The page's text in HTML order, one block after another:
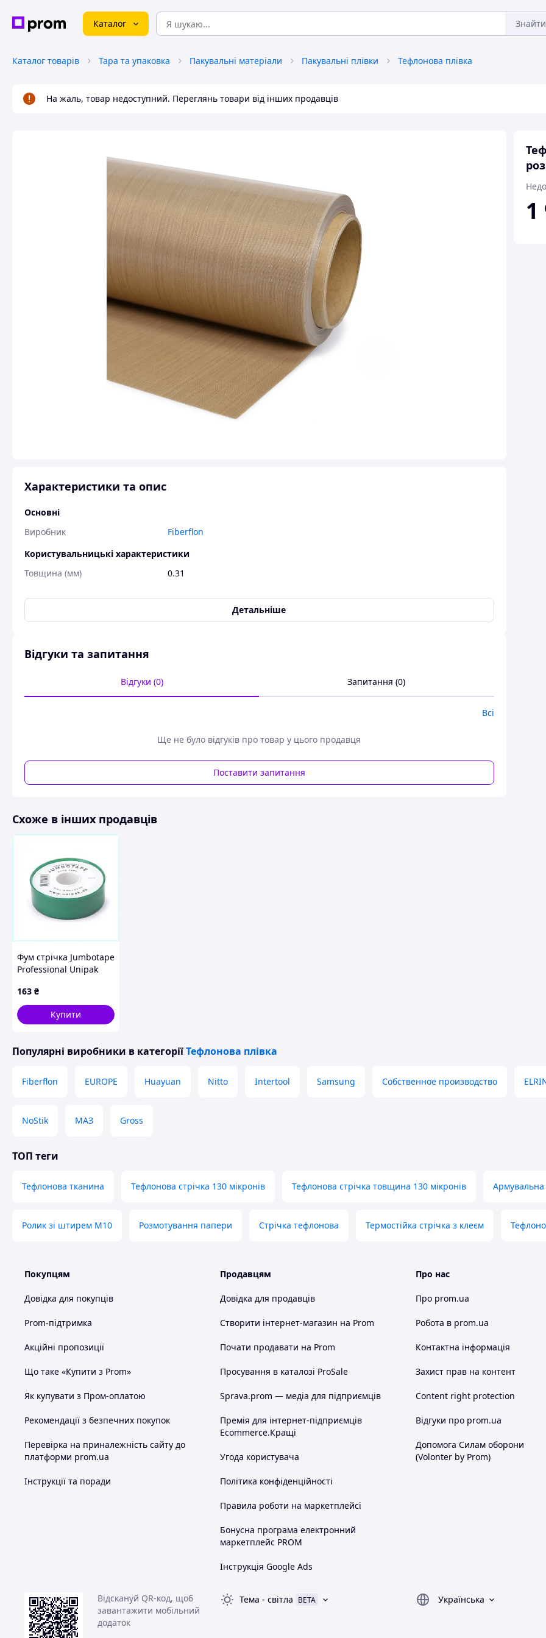
Каталог Знайти
Каталог товарів Тара та упаковка Пакувальні матеріали Пакувальні плівки Тефлонова плівка
На жаль, товар недоступний. Переглянь товари від інших продавців
1
Характеристики та опис
Основні
Виробник
Fiberflon
Користувальницькі характеристики
Товщина (мм)
0.31
Детальніше
Відгуки та запитання
Відгуки (0) Запитання (0)
Всі
Ще не було відгуків про товар у цього продавця
Поставити запитання
Схоже в інших продавців
Фум стрічка Jumbotape
Professional Unipak
(UP0613), 3B306XC786
163 ₴
Купити
Популярні виробники в категоріїТефлонова плівка
Fiberflon EUROPE Huayuan Nitto Intertool Samsung Собственное производство
NoStik МАЗ Gross
ТОП теги
Тефлонова тканина Тефлонова стрічка 130 мікронів Тефлонова стрічка товщина 130 мікронів Армувальна
Ролик зі штирем М10 Розмотування папери Стрічка тефлонова Термостійка стрічка з клеєм
Покупцям
Довідка для покупців
Prom-підтримка
Акційні пропозиції
Що таке «Купити з Prom»
Як купувати з Пром-оплатою
Рекомендації з безпечних покупок
Перевірка на приналежність сайту до
платформи prom.ua
Інструкції та поради
Продавцям
Довідка для продавців
Створити інтернет-магазин на Prom
Почати продавати на Prom
Просування в каталозі ProSale
Sprava.prom — медіа для підприємців
Премія для інтернет-підприємців
Ecommerce.Кращі
Угода користувача
Політика конфіденційності
Правила роботи на маркетплейсі
Бонусна програма електронний
маркетплейс PROM
Інструкція Google Ads
Про нас
Про prom.ua
Робота в prom.ua
Контактна інформація
Захист прав на контент
Content right protection
Відгуки про prom.ua
Допомога Силам оборони
(Volonter by Prom)
Відскануй QR-код, щоб
завантажити мобільний
додаток
Тема - світла BETA
Українська